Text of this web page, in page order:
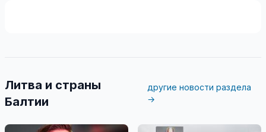
Литва и страны
Балтии
другие новости раздела
→